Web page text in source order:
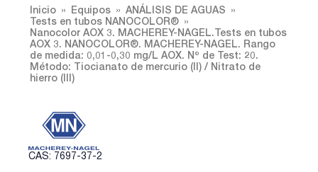
Inicio Equipos
ANÁLISIS DE AGUAS
Tests en tubos NANOCOLOR®
Nanocolor AOX 3. MACHEREY-NAGEL.Tests en tubos
AOX 3. NANOCOLOR®. MACHEREY-NAGEL. Rango
de medida: 0,01-0,30 mg/L AOX. Nº de Test: 20.
Método: Tiocianato de mercurio (II) / Nitrato de
hierro (III)
CAS: 7697-37-2